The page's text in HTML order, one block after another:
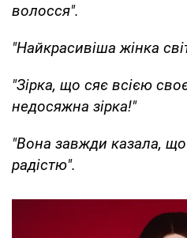
волосся".
"Найкрасивіша жінка
"Зірка, що сяє всією
недосяжна зірка!"
"Вона завжди казала,
радістю".